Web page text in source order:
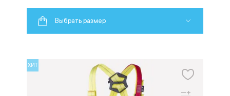
Выбрать размер
ХИТ